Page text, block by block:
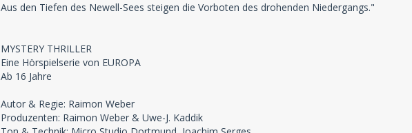
Aus den Tiefen des Newell-Sees steigen die Vorboten des drohenden Niedergangs."
MYSTERY THRILLER
Eine Hörspielserie von EUROPA
Ab 16 Jahre
Autor & Regie: Raimon Weber
Produzenten: Raimon Weber & Uwe-J. Kaddik